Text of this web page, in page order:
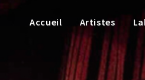
Accueil Artistes